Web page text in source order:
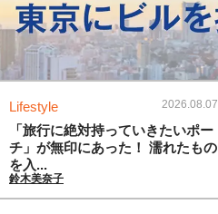
Lifestyle 2026.08.07
「旅行に絶対持っていきたいポー
チ」が無印にあった！ 濡れたもの
を入...
鈴木美奈子